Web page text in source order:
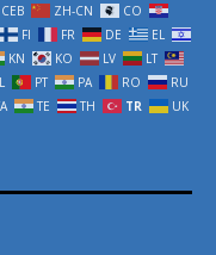
CEB ZH-CN
CO
FI FR DE
EL
KN KO LV
LT
PT PA RO
RU
TE TH TR
UK